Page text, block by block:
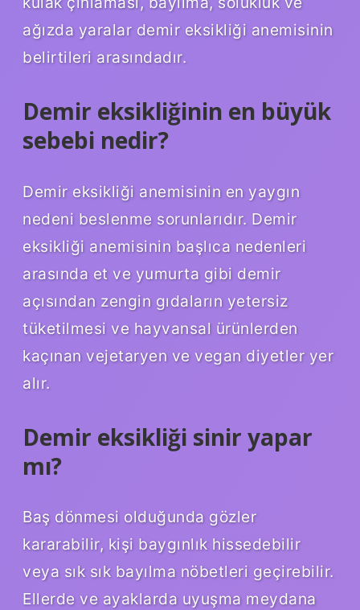
ağızda yaralar demir eksikliği anemisinin
belirtileri arasındadır.
Demir eksikliğinin en büyük
sebebi nedir?
Demir eksikliği anemisinin en yaygın
nedeni beslenme sorunlarıdır. Demir
eksikliği anemisinin başlıca nedenleri
arasında et ve yumurta gibi demir
açısından zengin gıdaların yetersiz
tüketilmesi ve hayvansal ürünlerden
kaçınan vejetaryen ve vegan diyetler yer
alır.
Demir eksikliği sinir yapar
mı?
Baş dönmesi olduğunda gözler
kararabilir, kişi baygınlık hissedebilir
veya sık sık bayılma nöbetleri geçirebilir.
Ellerde ve ayaklarda uyuşma meydana